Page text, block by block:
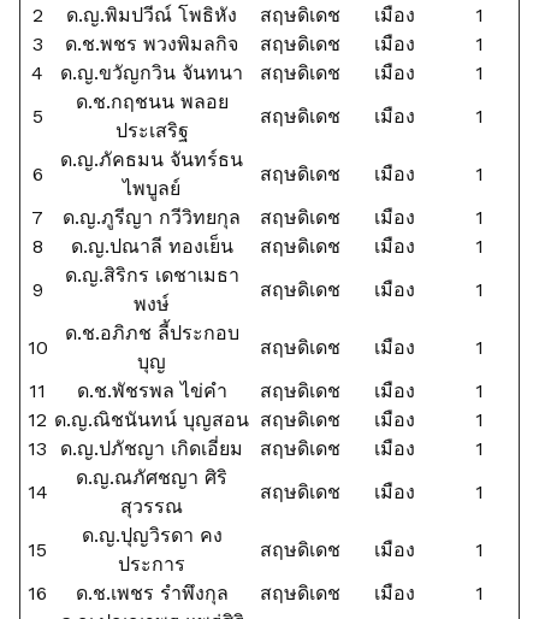
2
ด.ญ.พิมปวีณ์ โพธิหัง สฤษดิเดช เมือง
1
3
ด.ช.พชร พวงพิมลกิจ สฤษดิเดช เมือง
1
4
ด.ญ.ขวัญกวิน จันทนา สฤษดิเดช เมือง
1
5
ด.ช.กฤชนน พลอย
ประเสริฐ
สฤษดิเดช เมือง 1
6
ด.ญ.ภัคธมน จันทร์ธน
ไพบูลย์
สฤษดิเดช เมือง
1
7
ด.ญ.ภูรีญา กวีวิทยกุล สฤษดิเดช เมือง
1
8
ด.ญ.ปณาลี ทองเย็น สฤษดิเดช เมือง
1
9
ด.ญ.สิริกร เดชาเมธา
พงษ์
สฤษดิเดช เมือง 1
10
ด.ช.อภิภช ลี้ประกอบ
บุญ
สฤษดิเดช เมือง
1
11
ด.ช.พัชรพล ไข่คำ สฤษดิเดช เมือง
1
12 ด.ญ.ณิชนันทน์ บุญสอน สฤษดิเดช เมือง
1
13
ด.ญ.ปภัชญา เกิดเอี่ยม สฤษดิเดช เมือง
1
14
ด.ญ.ณภัศชญา ศิริ
สุวรรณ
สฤษดิเดช เมือง 1
15
ด.ญ.ปุญวิรดา คง
ประการ
สฤษดิเดช เมือง
1
16
ด.ช.เพชร รำพึงกุล สฤษดิเดช เมือง
1